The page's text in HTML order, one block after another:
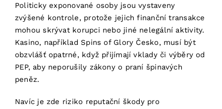
Politicky exponované osoby jsou vystaveny
zvýšené kontrole, protože jejich finanční transakce
mohou skrývat korupci nebo jiné nelegální aktivity.
Kasino, například Spins of Glory Česko, musí být
obzvlášť opatrné, když přijímají vklady či výběry od
PEP, aby neporušily zákony o praní špinavých
peněz.
Navíc je zde riziko reputační škody pro